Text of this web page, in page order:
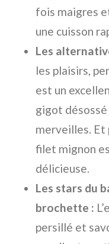
fois maigres
une cuisson
Les
les plaisirs,
est un
gigot
merveilles. Et
filet mignon
délicieuse.
Les stars du
brochette :
persillé et